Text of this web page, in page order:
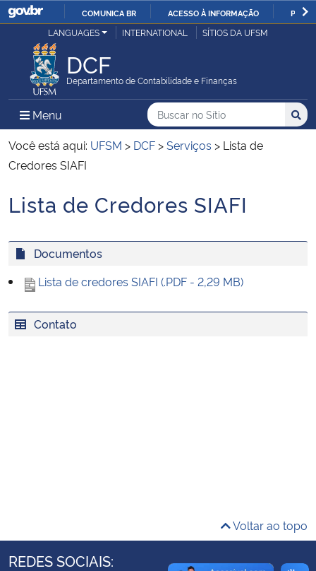
IR
COMUNICA BR ACESSO À INFORMAÇÃO
Ministério da Justiça e Segurança Pública
Ministério da Defesa
Ministério das Relações Exteriores
Ministério da Infraestrutura
Ministério da Agricultura, Pecuária e Abastecimento
Ministério da Educação
Ministério da Cidadania
LANGUAGES INTERNATIONAL SÍTIOS DA UFSM
DCF
Departamento de Contabilidade e Finanças
Menu Menu Principal do Sítio
Busca
Buscar no no Sítio
Busca:
Você está aqui: UFSM > DCF >Serviços > Lista de
Credores SIAFI
Início do conteúdo
Lista de Credores SIAFI
Documentos
Lista de credores SIAFI (.PDF - 2,29 MB)
Contato
Voltar ao topo
REDES SOCIAIS: